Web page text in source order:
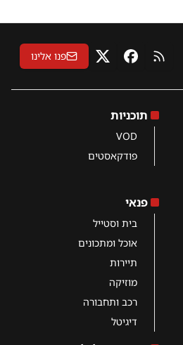
RSS פייסבוקX פנו אלינו
תוכניות
VOD
פודקאסטים
פנאי
בית וסטייל
אוכל ומתכונים
תיירות
מוזיקה
רכב ותחבורה
דיגיטל